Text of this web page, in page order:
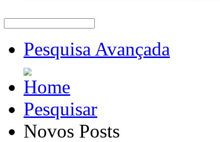
Pesquisa Avançada
Pesquisar
Novos Posts